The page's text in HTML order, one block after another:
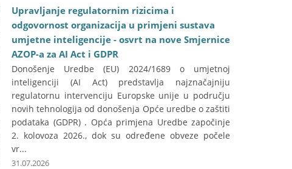
Upravljanje regulatornim rizicima i
odgovornost organizacija u primjeni sustava
umjetne inteligencije - osvrt na nove Smjernice
AZOP-a za AI Act i GDPR
Donošenje Uredbe (EU) 2024/1689 o umjetnoj
inteligenciji (AI Act) predstavlja najznačajniju
regulatornu intervenciju Europske unije u području
novih tehnologija od donošenja Opće uredbe o zaštiti
podataka (GDPR) . Opća primjena Uredbe započinje
2. kolovoza 2026., dok su određene obveze počele
vr...
31.07.2026